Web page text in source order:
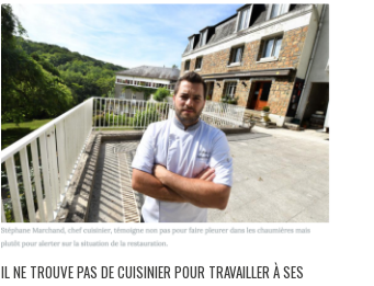
IL NE TROUVE PAS DE CUISINIER POUR TRAVAILLER À SES